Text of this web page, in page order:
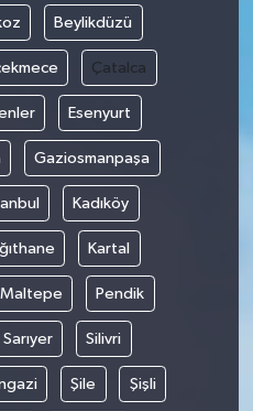
Beylikdüzü
Çatalca
Esenyurt
Gaziosmanpaşa
Kadıköy
Kartal
Maltepe Pendik
Sarıyer Silivri
Şile Şişli